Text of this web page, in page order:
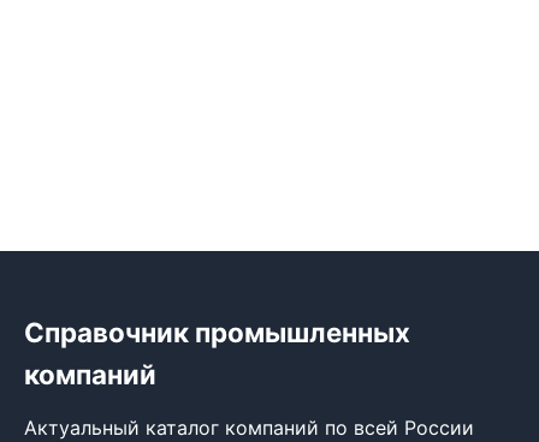
Справочник промышленных
компаний
Актуальный каталог компаний по всей России